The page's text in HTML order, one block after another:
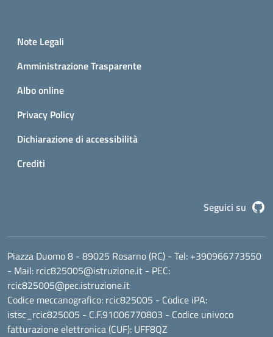
Small prints
Note Legali
Amministrazione Trasparente
Albo online
Privacy Policy
Dichiarazione di accessibilità
Crediti
Seguici su
Piazza Duomo 8 - 89025 Rosarno (RC) - Tel: +390966773550
- Mail: rcic825005@istruzione.it - PEC:
rcic825005@pec.istruzione.it
Codice meccanografico: rcic825005 - Codice iPA:
istsc_rcic825005 - C.F.91006770803 - Codice univoco
fatturazione elettronica (CUF): UFF8QZ